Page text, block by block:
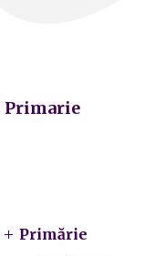
Primarie
Primărie